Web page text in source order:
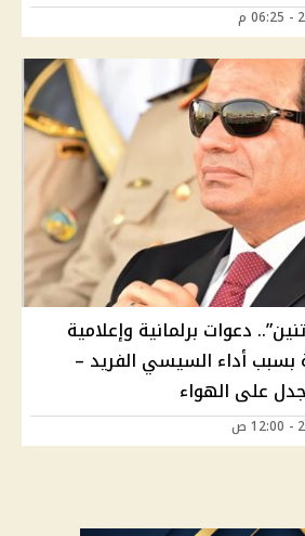
دعوات برلمانية وإعلامية
بسبب أداء السيسي الفريد –
على الهواء